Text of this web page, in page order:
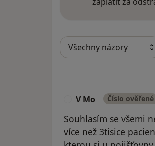
zaplatit za
V Mo Číslo ověřené
Souhlasím se všemi
více než 3tisice